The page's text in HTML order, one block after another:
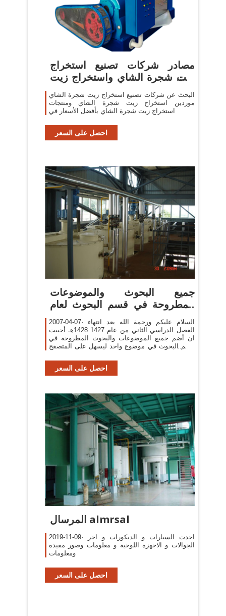
مصادر شركات تصنيع استخراج
زيت شجرة الشاي واستخراج زيت
شجرة
البحث عن شركات تصنيع استخراج زيت شجرة الشاي
موردين استخراج زيت شجرة الشاي ومنتجات
استخراج زيت شجرة الشاي بأفضل الأسعار في
احصل على السعر
جميع البحوث والموضوعات
المطروحة في قسم البحوث لعام
1428هـ
2007-04-07· السلام عليكم ورحمة الله بعد انتهاء
الفصل الدراسي الثاني من عام 1427 1428هـ أحببت
ان أضم جميع الموضوعات والبحوث المطروحة في
قسم البحوث في موضوع واحد ليسهل على المتصفح
احصل على السعر
المرسال almrsal
2019-11-09· احدث السيارات و الديكورات و اخر
الجوالات و الاجهزة اللوحية و معلومات وصور مفيده
ومعلومات
احصل على السعر